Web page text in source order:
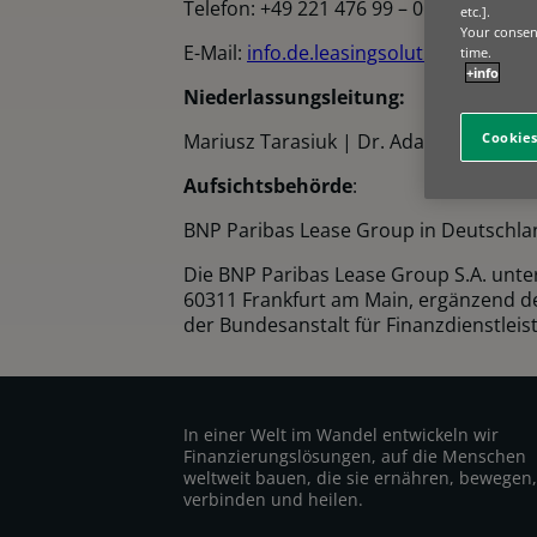
Telefon: +49 221 476 99 – 0
E-Mail:
Niederlassungsleitung:
Mariusz Tarasiuk | Dr. Adam
Aufsichtsbehörde:
BNP Paribas Lease Group in
Die BNP Paribas Lease Group S.A.
60311 Frankfurt am Main, ergänzend
der Bundesanstalt für
In einer Welt im Wandel entwickeln wir
Finanzierungslösungen, auf die Menschen
weltweit bauen, die sie ernähren, bewegen,
verbinden und heilen.
etc.].
Your
time.
+info